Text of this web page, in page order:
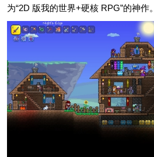
为“2D 版我的世界+硬核 RPG”的神作。